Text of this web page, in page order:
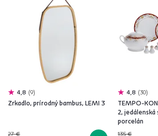
4,8 9
Zrkadlo, prírodný bambus, LEMI 3
27 €
4,8 30
TEMPO-
2, jedálenská
porcelán
135 €